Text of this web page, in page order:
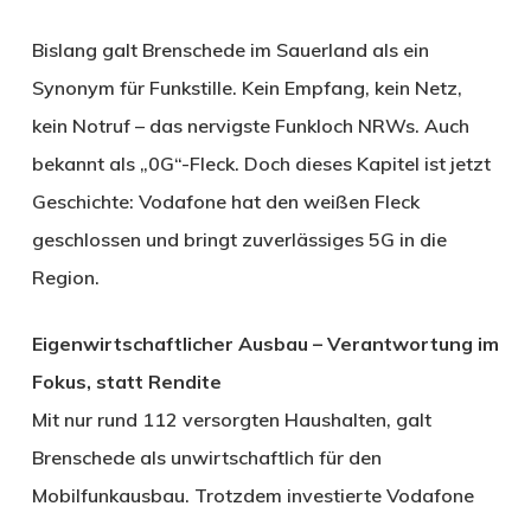
Bislang galt Brenschede im Sauerland als ein
Synonym für Funkstille. Kein Empfang, kein Netz,
kein Notruf – das nervigste Funkloch NRWs. Auch
bekannt als „0G“-Fleck. Doch dieses Kapitel ist jetzt
Geschichte: Vodafone hat den weißen Fleck
geschlossen und bringt zuverlässiges 5G in die
Region.
Eigenwirtschaftlicher Ausbau – Verantwortung im
Fokus, statt Rendite
Mit nur rund 112 versorgten Haushalten, galt
Brenschede als unwirtschaftlich für den
Mobilfunkausbau. Trotzdem investierte Vodafone